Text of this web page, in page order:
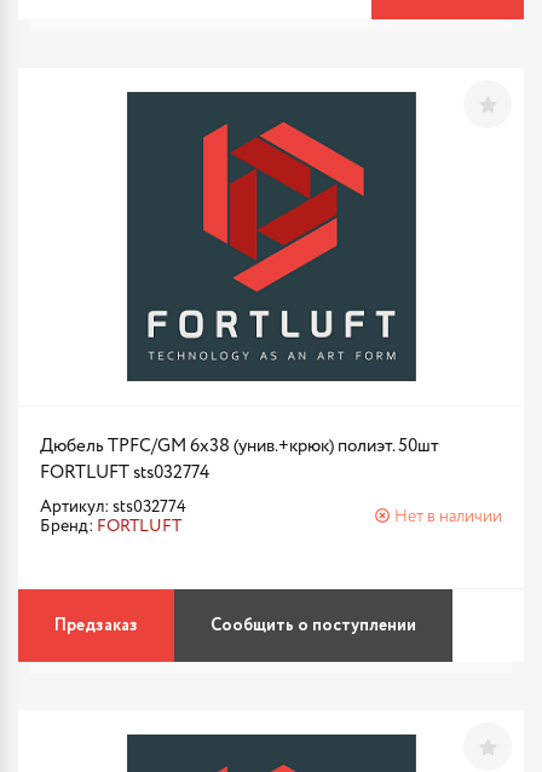
Дюбель TPFC/GM 6х38 (унив.+крюк) полиэт. 50шт
FORTLUFT sts032774
Артикул: sts032774
Бренд: FORTLUFT
Нет в наличии
Предзаказ Сообщить о поступлении